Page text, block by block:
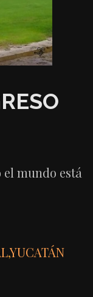
mundo está
,YUCATÁN